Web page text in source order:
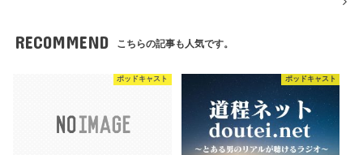
RECOMMEND こちらの記事も人気です。
ポッドキャスト ポッドキャスト